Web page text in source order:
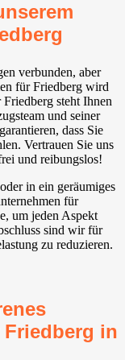
verbunden, aber
für Friedberg wird
steht Ihnen
und seiner
dass Sie
Vertrauen Sie uns
und reibungslos!
in ein geräumiges
für
um jeden Aspekt
sind wir für
zu reduzieren.
in